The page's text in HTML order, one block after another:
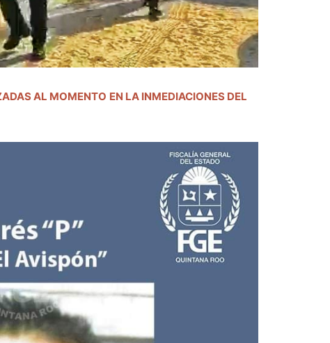
AL MOMENTO EN LA INMEDIACIONES DEL